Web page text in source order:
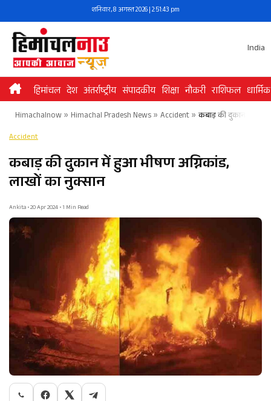
to
content
शनिवार, 8 अगस्त 2026 | 2:51:43 pm
India
हिमांचल देश अंतर्राष्ट्रीय संपादकीय शिक्षा नौकरी राशिफल धार्मिक
Himachalnow» Himachal Pradesh News» Accident» कबाड़ की दुकान में हुआ
Accident
कबाड़ की दुकान में हुआ भीषण अग्निकांड,
लाखों का नुक्सान
Ankita • 20 Apr 2024 • 1 Min Read